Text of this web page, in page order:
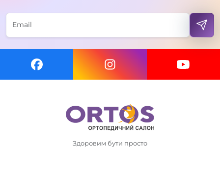
Здоровим бути просто